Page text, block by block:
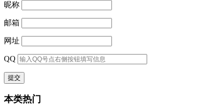
昵称
邮箱
网址
QQ
本类热门